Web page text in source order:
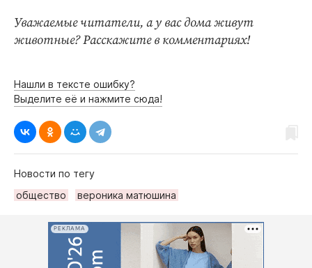
Уважаемые читатели, а у вас дома живут
животные? Расскажите в комментариях!
Нашли в тексте ошибку?
Выделите её и нажмите сюда!
Новости по тегу
общество
вероника матюшина
РЕКЛАМА